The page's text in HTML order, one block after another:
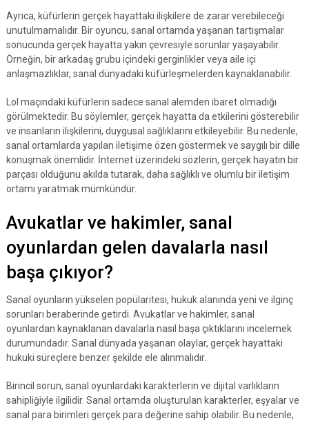
Ayrıca, küfürlerin gerçek hayattaki ilişkilere de zarar verebileceği
unutulmamalıdır. Bir oyuncu, sanal ortamda yaşanan tartışmalar
sonucunda gerçek hayatta yakın çevresiyle sorunlar yaşayabilir.
Örneğin, bir arkadaş grubu içindeki gerginlikler veya aile içi
anlaşmazlıklar, sanal dünyadaki küfürleşmelerden kaynaklanabilir.
Lol maçındaki küfürlerin sadece sanal alemden ibaret olmadığı
görülmektedir. Bu söylemler, gerçek hayatta da etkilerini gösterebilir
ve insanların ilişkilerini, duygusal sağlıklarını etkileyebilir. Bu nedenle,
sanal ortamlarda yapılan iletişime özen göstermek ve saygılı bir dille
konuşmak önemlidir. İnternet üzerindeki sözlerin, gerçek hayatın bir
parçası olduğunu akılda tutarak, daha sağlıklı ve olumlu bir iletişim
ortamı yaratmak mümkündür.
Avukatlar ve hakimler, sanal
oyunlardan gelen davalarla nasıl
başa çıkıyor?
Sanal oyunların yükselen popülaritesi, hukuk alanında yeni ve ilginç
sorunları beraberinde getirdi. Avukatlar ve hakimler, sanal
oyunlardan kaynaklanan davalarla nasıl başa çıktıklarını incelemek
durumundadır. Sanal dünyada yaşanan olaylar, gerçek hayattaki
hukuki süreçlere benzer şekilde ele alınmalıdır.
Birincil sorun, sanal oyunlardaki karakterlerin ve dijital varlıkların
sahipliğiyle ilgilidir. Sanal ortamda oluşturulan karakterler, eşyalar ve
sanal para birimleri gerçek para değerine sahip olabilir. Bu nedenle,